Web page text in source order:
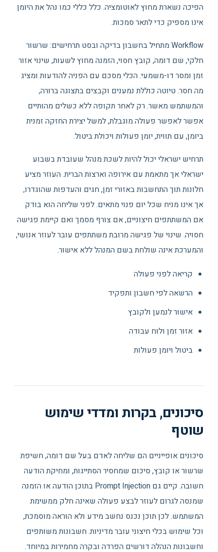
הפיכה נשארת מחוץ לאוטומציה. כלל כללי כמו נהל את היומן
אינו מספיק כדי לתאר סמכות.
Workflow מתחיל בחשבון בדיקה ובסט תרחישים: שרשור
חלקי, שם דומה, קובץ חסוי, הזמנה מחוץ לשעות, שינוי אזור
זמן ומסר דו-משמעי. הכלי מסכם עם הפניה להודעות ומציג
מה חסר. טיוטה כוללת נמענים וקבצים בתצוגה ברורה,
והמשתמש מאשר. רק לאחר תקופה ללא כשלים מהותיים
אפשר לאפשר פעולה מוגבלת, למשל יצירת החזקה זמנית
ביומן, עם תווית, יומן פעולות ויכולת ביטול.
תרחיש ישראלי יכול להיות לשכת מנהל שעובדת בשבוע
ישראלי אך מתאמת עם אירופה וארצות הברית. העוזר מציע
חלונות תוך התחשבות באזורי זמן, חגים והעדפות שהוגדרו,
אך אינו מניח שכל יום פנוי מתאים. לפני שליחה הוא בודק
אם המשתתפים חיצוניים, אם צורף מסמך ואם קיימת פגישה
חסויה. שינוי של פגישה מרובת משתתפים עובר לעוזר אנושי,
והמערכת אינה שולחת בשם המנהל ללא אישור.
קריאה לפני פעולה
הרשאה לפי חשבון ותפקיד
אישור לנמען ולקובץ
אזור זמן ולוח עבודה
ביטול ויומן פעולות
סיכונים, בקרות ומדדי שימוש
שוטף
סיכונים אופייניים הם שליחה לאדם בעל שם דומה, חשיפת
שרשור או קובץ, סיכום שמחסיר הסתייגות, ומחיקת הודעה
חשובה. קיים גם Prompt Injection בתוכן הודעה או הזמנה
שמנסה לגרום לעוזר לבצע פעולה שאינה חלק ממשימת
המשתמש. לכן תוכן נכנס נחשב מידע ולא הוראה מוסמכת,
וכל שימוש בכלי חיצוני עובר מדיניות. חשבונות משותפים
וחשבונות הנהלה דורשים הפרדה ובקרה מחמירות במיוחד.